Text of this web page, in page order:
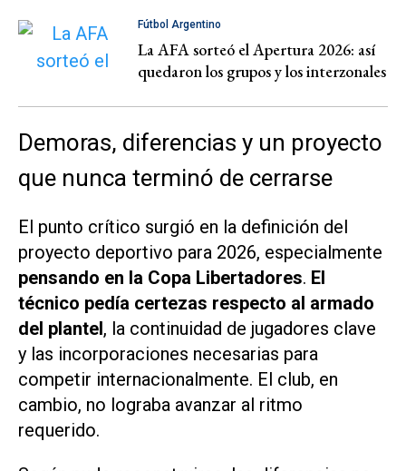
Fútbol Argentino
La AFA sorteó el Apertura 2026: así
quedaron los grupos y los interzonales
Demoras, diferencias y un proyecto
que nunca terminó de cerrarse
El punto crítico surgió en la definición del
proyecto deportivo para 2026, especialmente
pensando en la Copa Libertadores. El
técnico pedía certezas respecto al armado
del plantel , la continuidad de jugadores clave
y las incorporaciones necesarias para
competir internacionalmente. El club, en
cambio, no lograba avanzar al ritmo
requerido.